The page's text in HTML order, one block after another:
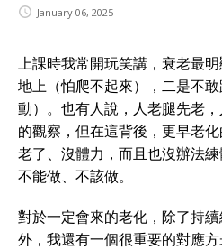
January 06, 2025
上課時我常開玩笑講，衰老最
地上（怕爬不起來），二是不
動）。也有人說，人老腿先老
的觀察，但在這背後，更早老
老了、沒體力，而且也沒辦法
不能做、不該做。
對於一定會來的老化，除了持
外，我還有一個很重要的對應